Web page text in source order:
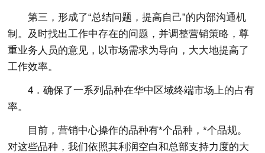
第三，形成了“总结问题，提高自己”的内部沟通机
制。及时找出工作中存在的问题，并调整营销策略，尊
重业务人员的意见，以市场需求为导向，大大地提高了
工作效率。
4．确保了一系列品种在华中区域终端市场上的占有
率。
目前，营销中心操作的品种有*个品种，*个品规。
对这些品种，我们依照其利润空白和总部支持力度的大